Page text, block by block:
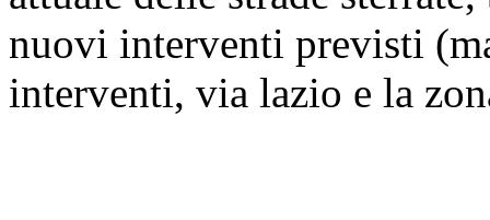
nuovi interventi previsti
interventi, via lazio e la